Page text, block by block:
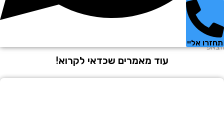
אליי
עוד מאמרים שכדאי לקרוא!